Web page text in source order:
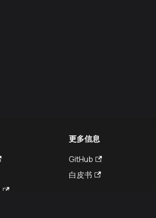
更多信息
GitHub
白皮书